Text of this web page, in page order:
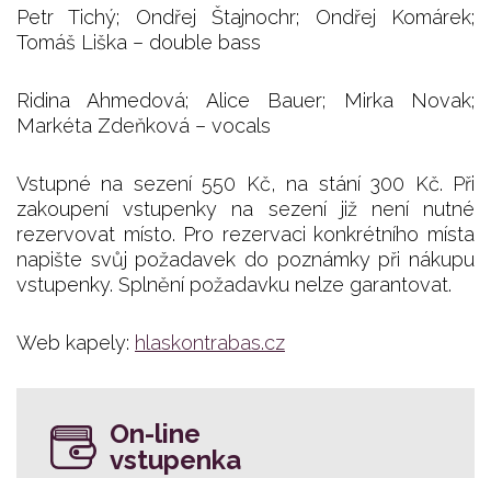
Petr Tichý; Ondřej Štajnochr; Ondřej Komárek;
Tomáš Liška – double bass
Ridina Ahmedová; Alice Bauer; Mirka Novak;
Markéta Zdeňková – vocals
Vstupné na sezení 550 Kč, na stání 300 Kč. Při
zakoupení vstupenky na sezení již není nutné
rezervovat místo. Pro rezervaci konkrétního místa
napište svůj požadavek do poznámky při nákupu
vstupenky. Splnění požadavku nelze garantovat.
Web kapely: hlaskontrabas.cz
On-line
vstupenka